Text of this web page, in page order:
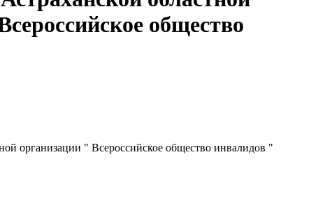
общество
организации " Всероссийское общество инвалидов "